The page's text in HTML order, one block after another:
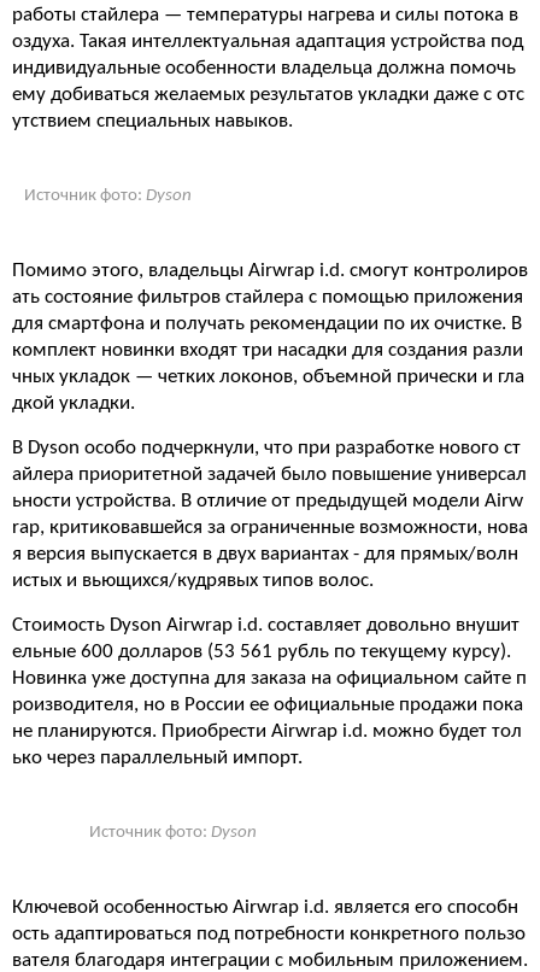
работы стайлера — температуры нагрева и силы потока в
оздуха. Такая интеллектуальная адаптация устройства под
индивидуальные особенности владельца должна помочь
ему добиваться желаемых результатов укладки даже с отс
утствием специальных навыков.
Источник фото: Dyson
Помимо этого, владельцы Airwrap i.d. смогут контролиров
ать состояние фильтров стайлера с помощью приложения
для смартфона и получать рекомендации по их очистке. В
комплект новинки входят три насадки для создания разли
чных укладок — четких локонов, объемной прически и гла
дкой укладки.
В Dyson особо подчеркнули, что при разработке нового ст
айлера приоритетной задачей было повышение универсал
ьности устройства. В отличие от предыдущей модели Airw
rap, критиковавшейся за ограниченные возможности, нова
я версия выпускается в двух вариантах - для прямых/волн
истых и вьющихся/кудрявых типов волос.
Стоимость Dyson Airwrap i.d. составляет довольно внушит
ельные 600 долларов (53 561 рубль по текущему курсу).
Новинка уже доступна для заказа на официальном сайте п
роизводителя, но в России ее официальные продажи пока
не планируются. Приобрести Airwrap i.d. можно будет тол
ько через параллельный импорт.
Источник фото: Dyson
Ключевой особенностью Airwrap i.d. является его способн
ость адаптироваться под потребности конкретного пользо
вателя благодаря интеграции с мобильным приложением.